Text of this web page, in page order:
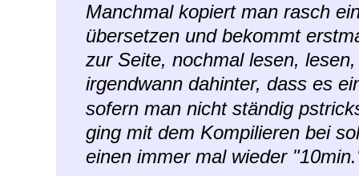
Manchmal kopiert man rasch
übersetzen und bekommt
zur Seite, nochmal lesen,
irgendwann dahinter, dass es
sofern man nicht ständig
ging mit dem Kompilieren bei
einen immer mal wieder